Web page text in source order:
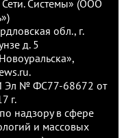
Сети. Системы» (ООО
обл., г.
д. 5
Эл № ФС77-68672 от
г.
надзору в сфере
и массовых